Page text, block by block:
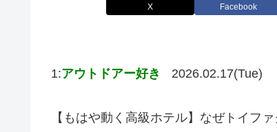
X Facebook
1:アウトドアー好き 2026.02.17(Tue)
【もはや動く高級ホテル】なぜトイフ